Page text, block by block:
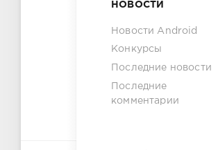
НОВОСТИ
Новости Android
Конкурсы
Последние новости
Последние
комментарии